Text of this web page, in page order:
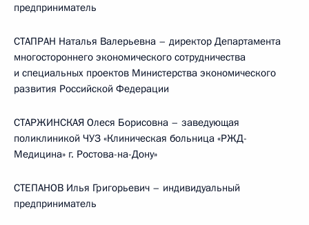
предприниматель
СТАПРАН Наталья Валерьевна – директор Департамента
многостороннего экономического сотрудничества
и специальных проектов Министерства экономического
развития Российской Федерации
СТАРЖИНСКАЯ Олеся Борисовна – заведующая
поликлиникой ЧУЗ «Клиническая больница «РЖД-
Медицина» г. Ростова-на-Дону»
СТЕПАНОВ Илья Григорьевич – индивидуальный
предприниматель